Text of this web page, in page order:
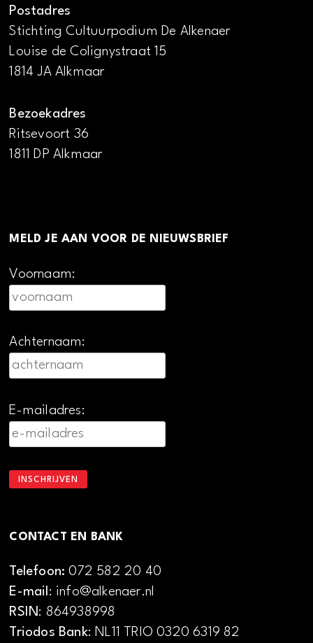
Postadres
Stichting Cultuurpodium De Alkenaer
Louise de Colignystraat 15
1814 JA Alkmaar
Bezoekadres
Ritsevoort 36
1811 DP Alkmaar
MELD JE AAN VOOR DE NIEUWSBRIEF
Voornaam:
Achternaam:
E-mailadres:
CONTACT EN BANK
Telefoon:072 582 20 40
E-mail: info@alkenaer.nl
RSIN: 864938998
Triodos Bank: NL11 TRIO 0320 6319 82